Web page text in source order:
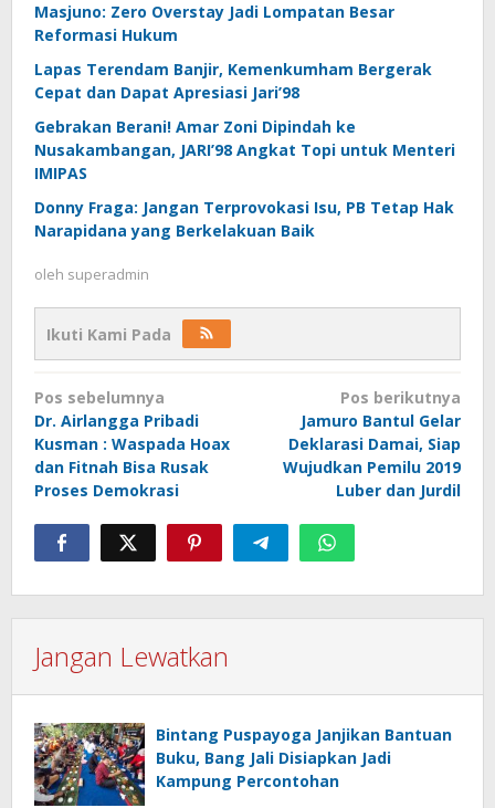
Masjuno: Zero Overstay Jadi Lompatan Besar
Reformasi Hukum
Lapas Terendam Banjir, Kemenkumham Bergerak
Cepat dan Dapat Apresiasi Jari’98
Gebrakan Berani! Amar Zoni Dipindah ke
Nusakambangan, JARI’98 Angkat Topi untuk Menteri
IMIPAS
Donny Fraga: Jangan Terprovokasi Isu, PB Tetap Hak
Narapidana yang Berkelakuan Baik
oleh superadmin
Ikuti Kami Pada
Navigasi
pos
Pos sebelumnya
Dr. Airlangga Pribadi
Kusman : Waspada Hoax
dan Fitnah Bisa Rusak
Proses Demokrasi
Pos berikutnya
Jamuro Bantul Gelar
Deklarasi Damai, Siap
Wujudkan Pemilu 2019
Luber dan Jurdil
Jangan Lewatkan
Bintang Puspayoga Janjikan Bantuan
Buku, Bang Jali Disiapkan Jadi
Kampung Percontohan